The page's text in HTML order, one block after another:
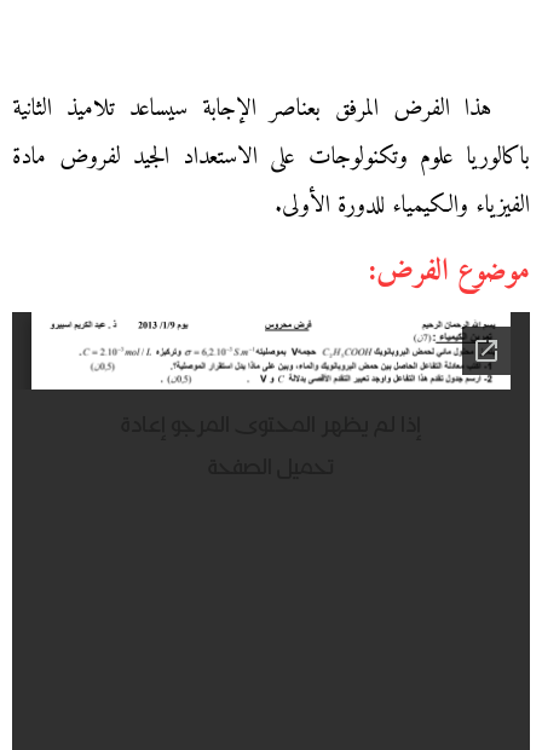
هذا الفرض المرفق بعناصر الإجابة سيساعد تلاميذ الثانية
باكالوريا علوم وتكنولوجات على الاستعداد الجيد لفروض مادة
الفيزياء والكيمياء للدورة الأولى.
موضوع الفرض: